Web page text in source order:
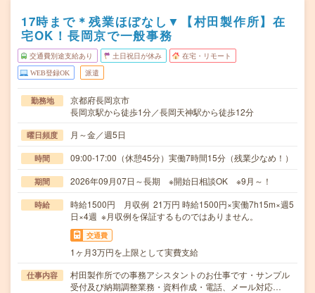
17時まで＊残業ほぼなし▼【村田製作所】在
宅OK！長岡京で一般事務
交通費別途支給あり 土日祝日が休み 在宅・リモート
WEB登録OK 派遣
勤務地
京都府長岡京市
長岡京駅から徒歩1分／長岡天神駅から徒歩12分
曜日頻度 月～金／週5日
時間 09:00-17:00（休憩45分）実働7時間15分（残業少なめ！）
期間 2026年09月07日～長期 ※開始日相談OK ※9月～！
時給
時給1500円 月収例 21万円 時給1500円×実働7h15m×週5
日×4週 ※月収例を保証するものではありません。
交通費
1ヶ月3万円を上限として実費支給
仕事内容
村田製作所での事務アシスタントのお仕事です・サンプル
受付及び納期調整業務・資料作成・電話、メール対応…